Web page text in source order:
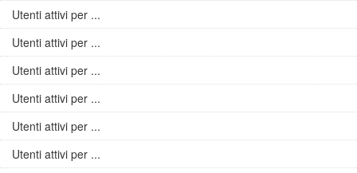
Utenti attivi per ...
Utenti attivi per ...
Utenti attivi per ...
Utenti attivi per ...
Utenti attivi per ...
Utenti attivi per ...